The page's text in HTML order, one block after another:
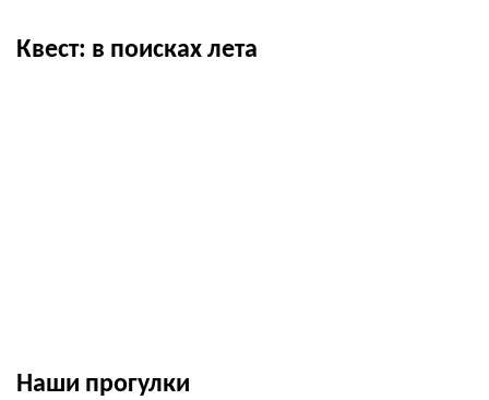
Квест: в поисках лета
Наши прогулки